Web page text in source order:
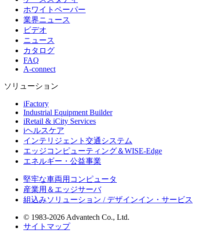
ホワイトペーパー
業界ニュース
ビデオ
ニュース
カタログ
FAQ
A-connect
ソリューション
iFactory
Industrial Equipment Builder
iRetail & iCity Services
iヘルスケア
インテリジェント交通システム
エッジコンピューティング＆WISE-Edge
エネルギー・公益事業
堅牢な車両用コンピュータ
産業用＆エッジサーバ
組込みソリューション / デザインイン・サービス
© 1983-2026 Advantech Co., Ltd.
サイトマップ